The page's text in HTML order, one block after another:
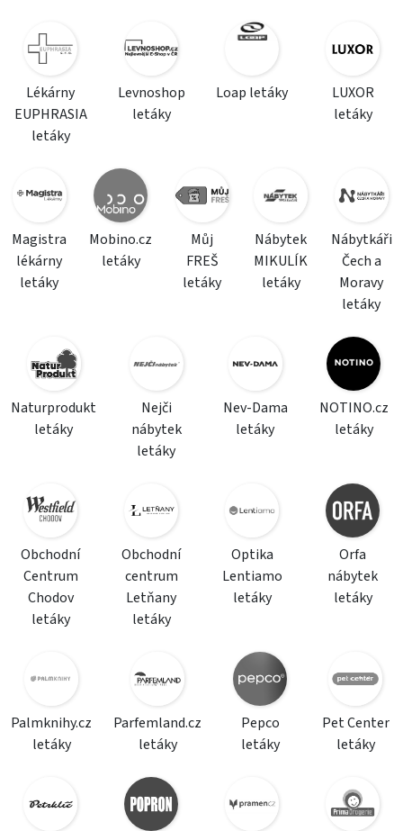
Lékárny
EUPHRASIA
letáky
Levnoshop
letáky
Loap letáky
LUXOR
letáky
Magistra
lékárny
letáky
Mobino.cz
letáky
Můj
FREŠ
letáky
Nábytek
MIKULÍK
letáky
Nábytkáři
Čech a
Moravy
letáky
Naturprodukt
letáky
Nejči
nábytek
letáky
Nev-Dama
letáky
NOTINO.cz
letáky
Obchodní
Centrum
Chodov
letáky
Obchodní
centrum
Letňany
letáky
Optika
Lentiamo
letáky
Orfa
nábytek
letáky
Palmknihy.cz
letáky
Parfemland.cz
letáky
Pepco
letáky
Pet Center
letáky